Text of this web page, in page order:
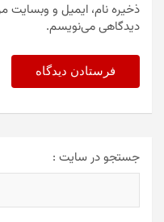
ذخیره نام، ایمیل و وبسایت
دیدگاهی می‌نویسم.
جستجو در سایت :